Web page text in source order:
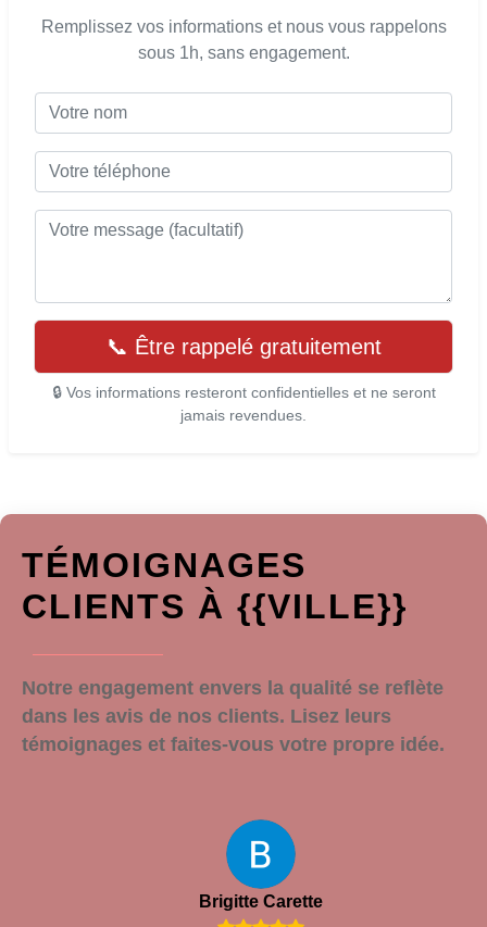
Remplissez vos informations et nous vous rappelons
sous 1h, sans engagement.
📞 Être rappelé gratuitement
🔒 Vos informations resteront confidentielles et ne seront
jamais revendues.
TÉMOIGNAGES
CLIENTS À {{VILLE}}
Notre engagement envers la qualité se reflète
dans les avis de nos clients. Lisez leurs
témoignages et faites-vous votre propre idée.
Brigitte Carette